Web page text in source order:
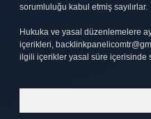
sorumluluğu kabul etmiş sayılırlar.
Hukuka ve yasal düzenlemelere
içerikleri,
ilgili içerikler yasal süre içerisinde